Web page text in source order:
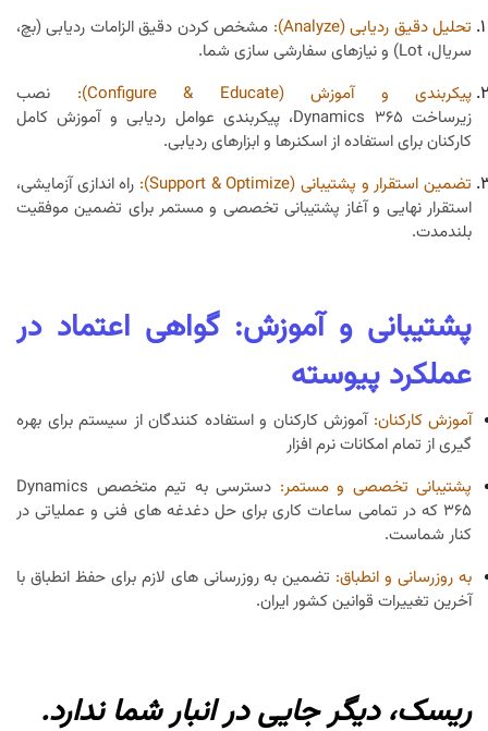
تحلیل دقیق ردیابی (Analyze):
مشخص کردن دقیق الزامات ردیابی (بچ،
سریال، Lot) و نیازهای سفارشی سازی شما.
پیکربندی و آموزش (Configure & Educate):
نصب
زیرساخت Dynamics 365، پیکربندی عوامل ردیابی و آموزش کامل
کارکنان برای استفاده از اسکنرها و ابزارهای ردیابی.
تضمین استقرار و پشتیبانی (Support & Optimize):
راه اندازی آزمایشی،
استقرار نهایی و آغاز پشتیبانی تخصصی و مستمر برای تضمین موفقیت
بلندمدت.
پشتیبانی و آموزش: گواهی اعتماد در
عملکرد پیوسته
آموزش کارکنان:آموزش کارکنان و استفاده کنندگان از سیستم برای بهره
گیری از تمام امکانات نرم افزار
پشتیبانی تخصصی و مستمر:
دسترسی به تیم متخصص Dynamics
365 که در تمامی ساعات کاری برای حل دغدغه های فنی و عملیاتی در
کنار شماست.
به روزرسانی و انطباق: تضمین به روزرسانی های لازم برای حفظ انطباق با
آخرین تغییرات قوانین کشور ایران.
ریسک، دیگر جایی در انبار شما ندارد.